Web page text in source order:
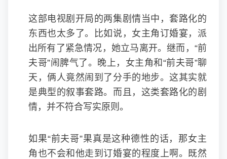
这部电视剧开局的两集剧情当中，套路化的
东西也太多了。比如说，女主角订婚宴，派
出所有了紧急情况，她立马离开。继而，“前
夫哥”闹脾气了。晚上，女主角和“前夫哥”聊
天，俩人竟然闹到了分手的地步。这其实就
是典型的叙事套路。而且，这类套路化的剧
情，并不符合写实原则。
如果“前夫哥”果真是这种德性的话，那女主
角也不会和他走到订婚宴的程度上啊。既然